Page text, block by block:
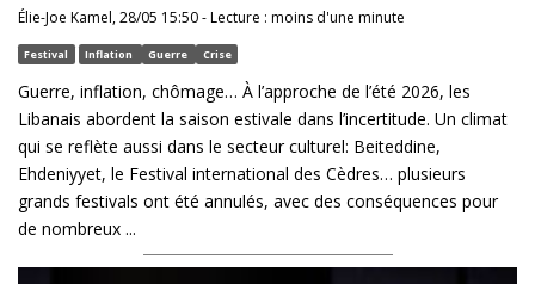
Élie-Joe Kamel, 28/05 15:50 - Lecture : moins d'une minute
Festival Inflation Guerre Crise
Guerre, inflation, chômage… À l’approche de l’été 2026, les
Libanais abordent la saison estivale dans l’incertitude. Un climat
qui se reflète aussi dans le secteur culturel: Beiteddine,
Ehdeniyyet, le Festival international des Cèdres… plusieurs
grands festivals ont été annulés, avec des conséquences pour
de nombreux ...